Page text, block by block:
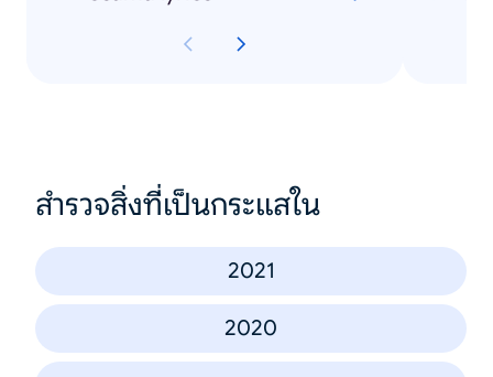
สำรวจสิ่งที่เป็นกระแสใน
2021
2020